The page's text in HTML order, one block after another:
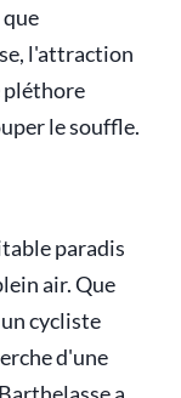
l'attraction
pléthore
le souffle.
paradis
air. Que
cycliste
d'une